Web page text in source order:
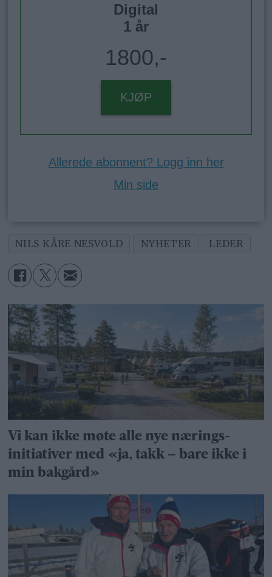
Digital
1 år
1800,-
KJØP
Allerede abonnent? Logg inn her
Min side
NILS KÅRE NESVOLD NYHETER LEDER
Vi kan ikke møte alle nye nærings­
initiativer med «ja, takk – bare ikke i
min bakgård»